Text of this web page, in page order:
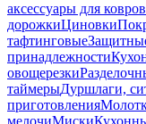
аксессуары для ковров
дорожкиЦиновки
тафтинговые
принадлежности
овощерезки
таймерыДуршлаги,
приготовления
мелочиМиски